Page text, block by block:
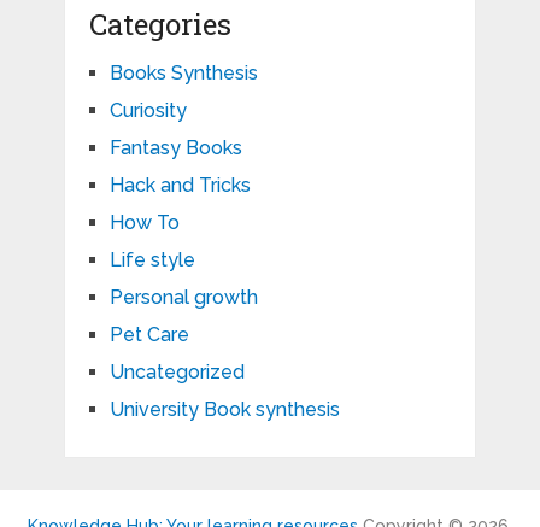
Categories
Books Synthesis
Curiosity
Fantasy Books
Hack and Tricks
How To
Life style
Personal growth
Pet Care
Uncategorized
University Book synthesis